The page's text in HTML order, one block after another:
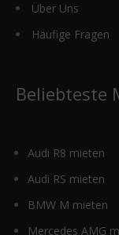
Über Uns
Häufige Fragen
Beliebteste
Audi R8 mieten
Audi RS mieten
BMW M mieten
Mercedes AMG